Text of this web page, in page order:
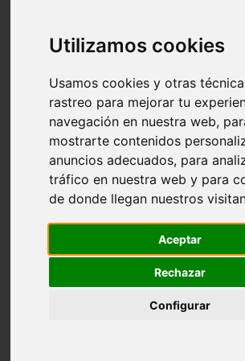
Utilizamos cookies
Usamos cookies y otras
rastreo para mejorar tu
navegación en nuestra web,
mostrarte contenidos
anuncios adecuados, para
tráfico en nuestra web y para
de donde llegan nuestros
Aceptar
Rechazar
Configurar
Santa-cruz-de-tenerife - los-llanos-de-
Cantabria - suances
Granada - monachil
Huesca - isábena
Huesca - alquézar
Huesca - castejón-de-sos
Sevilla - marinaleda
Córdoba - almedinilla
Navarra - zangoza
Cantabria - arenas-de-iguña
Barcelona - la-pobla-de-lillet
Las-palmas - yaiza
Valladolid - fuensaldaña